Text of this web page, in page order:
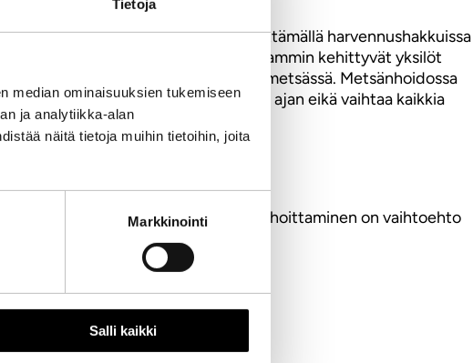
Tietoja
median ominaisuuksien tukemiseen
ja analytiikka-alan
näitä tietoja muihin tietoihin, joita
Markkinointi
Salli kaikki
Metsän tuotohan maksimoidaan jättämällä harvennushakkuissa
toteutettuna julmaa harventaa hitaammin kehittyvät yksilöt
tälle on vaikea keksiä vastinetta metsässä. Metsänhoidossa
kasvattaa uusia eksperttejä koko ajan eikä vaihtaa kaikkia
ja -puolinen prosessi. myös rauhoittaminen on vaihtoehto